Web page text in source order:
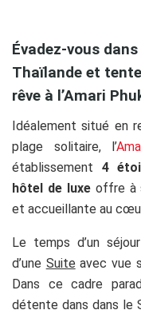
Évadez-vous
Thaïlande et
rêve à l’Amari
Idéalement situé en
plage solitaire, l’
établissement 4
hôtel de luxeoffre à
et accueillante au
Le temps d’un
d’une Suite avec vue
Dans ce cadre
détente dans dans le